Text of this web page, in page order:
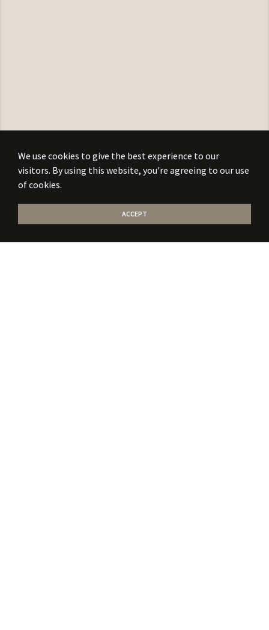
We use cookies to give the best experience to our
visitors. By using this website, you're agreeing to our use
of cookies.
ACCEPT